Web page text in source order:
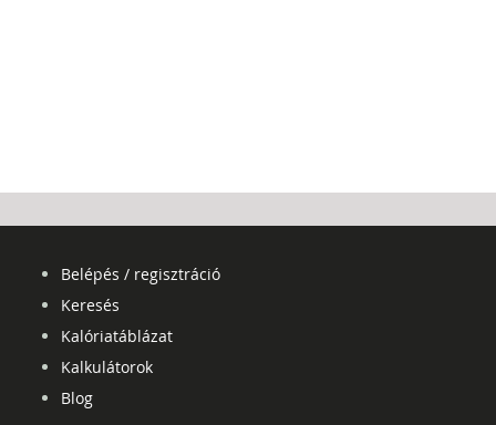
Belépés / regisztráció
Keresés
Kalóriatáblázat
Kalkulátorok
Blog